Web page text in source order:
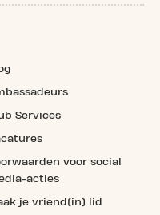
Services
voor social
acties
je vriend(in) lid